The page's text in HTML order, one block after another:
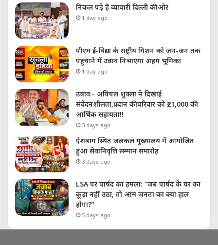
निकल पड़े हैं व्यापारी दिल्ली की ओर
1 day ago
पीएम ई-विद्या के राष्ट्रीय मिशन को जन-जन तक
पहुचाने में उन्नाव निभाएगा अहम भूमिका
1 day ago
उन्नाव:- अविचल शुक्ला ने दिखाई
संवेदनशीलता,प्रदान की परिवार को ₹21,000 की
आर्थिक सहायता!!
3 days ago
ऐशबाग स्थित जलकल मुख्यालय में आयोजित
हुआ सेवानिवृत्ति सम्मान समारोह
3 days ago
LSA पर पार्षद का हमला: “जब पार्षद के घर का
कूड़ा नहीं उठा, तो आम जनता का क्या हाल
होगा?”
5 days ago